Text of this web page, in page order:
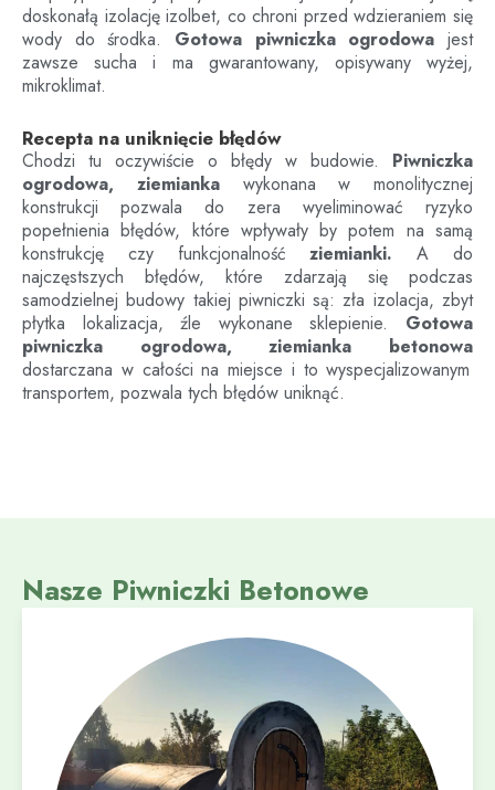
doskonałą izolację izolbet, co chroni przed wdzieraniem się
wody do środka. Gotowa piwniczka ogrodowa jest
zawsze sucha i ma gwarantowany, opisywany wyżej,
mikroklimat.
Recepta na uniknięcie błędów
Chodzi tu oczywiście o błędy w budowie. Piwniczka
ogrodowa, ziemiankawykonana w monolitycznej
konstrukcji pozwala do zera wyeliminować ryzyko
popełnienia błędów, które wpływały by potem na samą
konstrukcję czy funkcjonalnośćziemianki. A do
najczęstszych błędów, które zdarzają się podczas
samodzielnej budowy takiej piwniczki są: zła izolacja, zbyt
płytka lokalizacja, źle wykonane sklepienie. Gotowa
piwniczka ogrodowa, ziemianka betonowa
dostarczana w całości na miejsce i to wyspecjalizowanym
transportem, pozwala tych błędów uniknąć.
Nasze Piwniczki Betonowe